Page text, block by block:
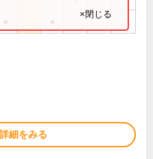
×閉じる
細をみる